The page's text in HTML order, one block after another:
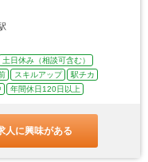
土日休み（相談可含む）
スキルアップ
駅チカ
年間休日120日以上
人に興味がある